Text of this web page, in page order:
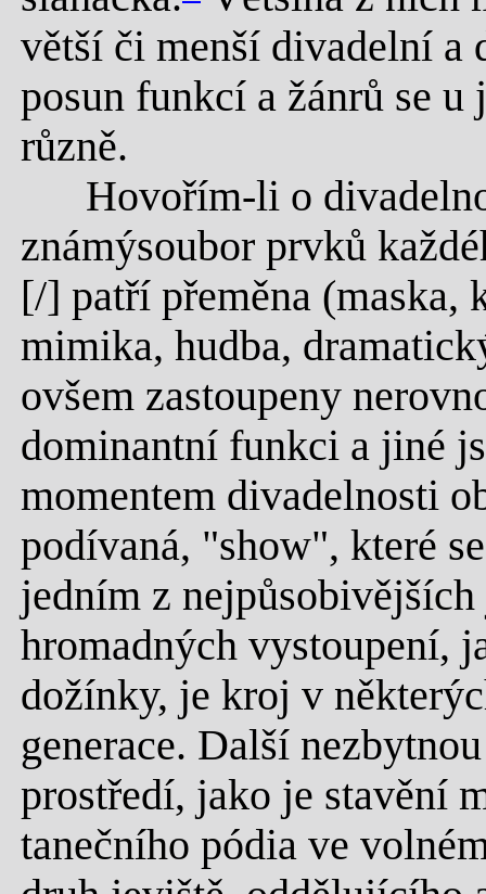
větší či menší divadelní a
posun funkcí a žánrů se
různě.
Hovořím-li o
známýsoubor prvků
[/] patří přeměna
mimika, hudba,
ovšem zastoupeny
dominantní funkci a jiné
momentem divadelnosti
podívaná, "show", které
jedním z
hromadných vystoupení,
dožínky, je kroj v
generace. Další
prostředí, jako je stavění
tanečního pódia ve